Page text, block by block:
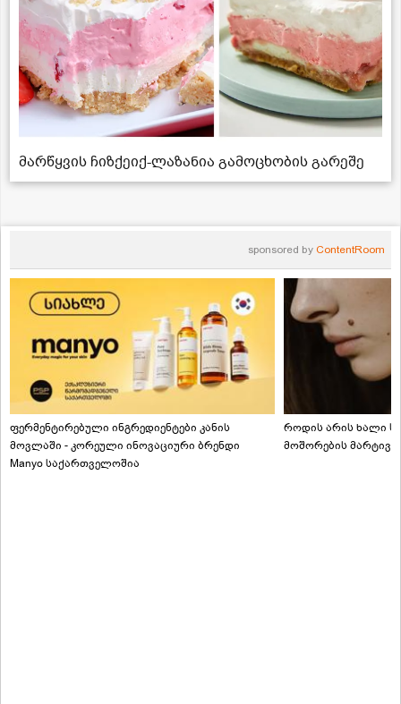
მარწყვის ჩიზქეიქ-ლაზანია გამოცხობის გარეშე
sponsored by ContentRoom
ფერმენტირებული ინგრედიენტები კანის
მოვლაში - კორეული ინოვაციური ბრენდი
Manyo საქართველოშია
როდის არის ხალი
მოშორების